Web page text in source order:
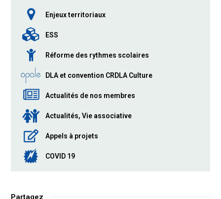
Enjeux territoriaux
ESS
Réforme des rythmes scolaires
DLA et convention CRDLA Culture
Actualités de nos membres
Actualités, Vie associative
Appels à projets
COVID 19
Partagez